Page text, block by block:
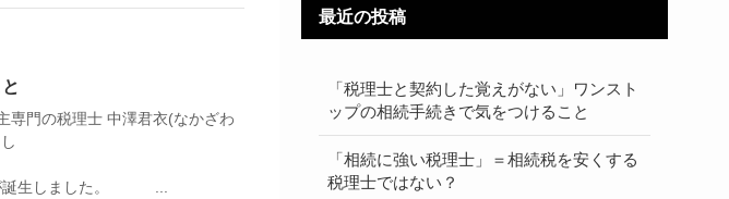
専門の税理士 中澤君衣(なかざわ
誕生しました。 ...
最近の投稿
「税理士と契約した覚えがない」ワンスト
ップの相続手続きで気をつけること
「相続に強い税理士」＝相続税を安くする
税理士ではない？